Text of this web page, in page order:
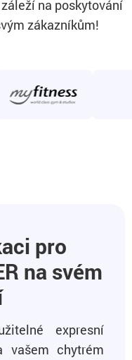
na poskytování
zákazníkům!
pro
na svém
expresní
vašem chytrém